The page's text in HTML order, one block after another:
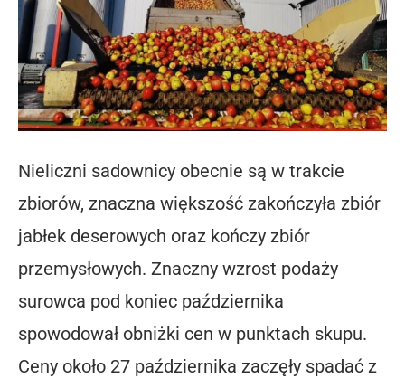
Nieliczni sadownicy obecnie są w trakcie
zbiorów, znaczna większość zakończyła zbiór
jabłek deserowych oraz kończy zbiór
przemysłowych. Znaczny wzrost podaży
surowca pod koniec października
spowodował obniżki cen w punktach skupu.
Ceny około 27 października zaczęły spadać z